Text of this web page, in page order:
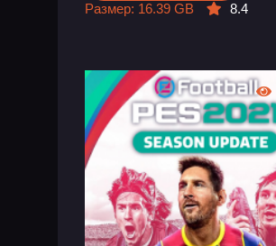
Размер: 16.39 GB
8.4